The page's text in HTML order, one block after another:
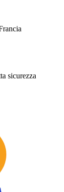
sicurezza